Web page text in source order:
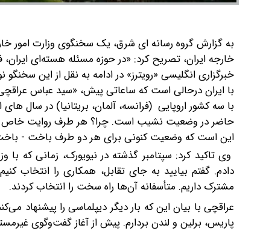
به گزارش گروه رسانه ای شرق، یک سخنگوی وزارت امور
خارجه ایران، تصریح کرد: «در حوزه مسئله هسته‌ای
خبرگزاری انگلیسی «رویترز» در ادامه به نقل از این
با ایران درحالی است که ساعاتی پیش، «سید عباس
با سه کشور اروپایی (فرانسه، آلمان، بریتانیا) در سال
حاضر در وضعیت نشیب است. چرا؟ هر طرف روایت خاص
این است که وضعیت کنونی برای هر دو طرف باخت -
وی تاکید کرد: سپتامبر گذشته در نیویورک، زمانی که
دادم. گفتم بیایید به جای تقابل، همکاری را انتخاب
مشترک داریم. متأسفانه آن‌ها راه سخت را انتخاب کردند.
عراقچی با بیان این که بار دیگر دیپلماسی را پیشنهاد
پاریس، برلین و لندن بردارم. پیش از آغاز گفت‌وگوی